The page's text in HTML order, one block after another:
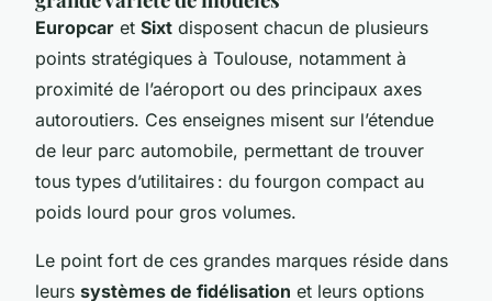
Europcar et Sixt disposent chacun de plusieurs
points stratégiques à Toulouse, notamment à
proximité de l’aéroport ou des principaux axes
autoroutiers. Ces enseignes misent sur l’étendue
de leur parc automobile, permettant de trouver
tous types d’utilitaires : du fourgon compact au
poids lourd pour gros volumes.
Le point fort de ces grandes marques réside dans
leurs systèmes de fidélisation et leurs options